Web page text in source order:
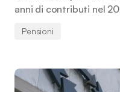
anni di contributi nel
Pensioni